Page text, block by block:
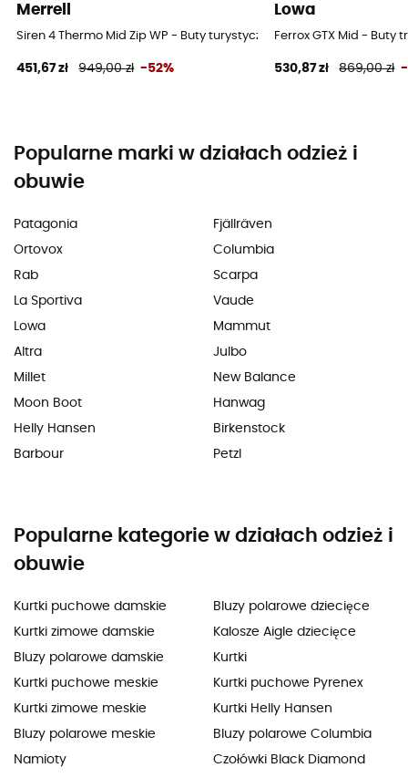
Merrell
Siren 4 Thermo Mid Zip WP - Buty turystyczne damskie
451,67 zł 949,00 zł -52%
Lowa
Ferrox GTX Mid - Buty
530,87 zł 869,00 zł -
Popularne marki w działach odzież i
obuwie
Patagonia
Ortovox
Rab
La Sportiva
Lowa
Altra
Millet
Moon Boot
Helly Hansen
Barbour
Fjällräven
Columbia
Scarpa
Vaude
Mammut
Julbo
New Balance
Hanwag
Birkenstock
Petzl
Popularne kategorie w działach odzież i
obuwie
Kurtki puchowe damskie
Kurtki zimowe damskie
Bluzy polarowe damskie
Kurtki puchowe meskie
Kurtki zimowe meskie
Bluzy polarowe meskie
Namioty
Bluzy polarowe dziecięce
Kalosze Aigle dziecięce
Kurtki
Kurtki puchowe Pyrenex
Kurtki Helly Hansen
Bluzy polarowe Columbia
Czołówki Black Diamond